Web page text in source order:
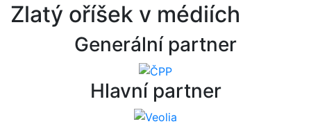
Zlatý oříšek v médiích
Generální partner
Hlavní partner